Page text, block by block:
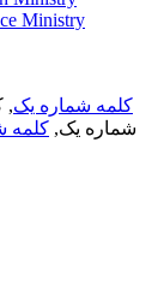
Ministry
کلمه شماره یک,
شماره یک, کلمه